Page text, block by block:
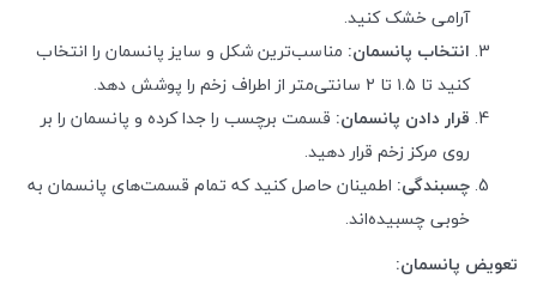
آرامی خشک کنید.
انتخاب پانسمان: مناسب‌ترین شکل و سایز پانسمان را انتخاب
کنید تا ۱.۵ تا ۲ سانتی‌متر از اطراف زخم را پوشش دهد.
قرار دادن پانسمان: قسمت برچسب را جدا کرده و پانسمان را بر
روی مرکز زخم قرار دهید.
چسبندگی: اطمینان حاصل کنید که تمام قسمت‌های پانسمان به
خوبی چسبیده‌اند.
تعویض پانسمان: